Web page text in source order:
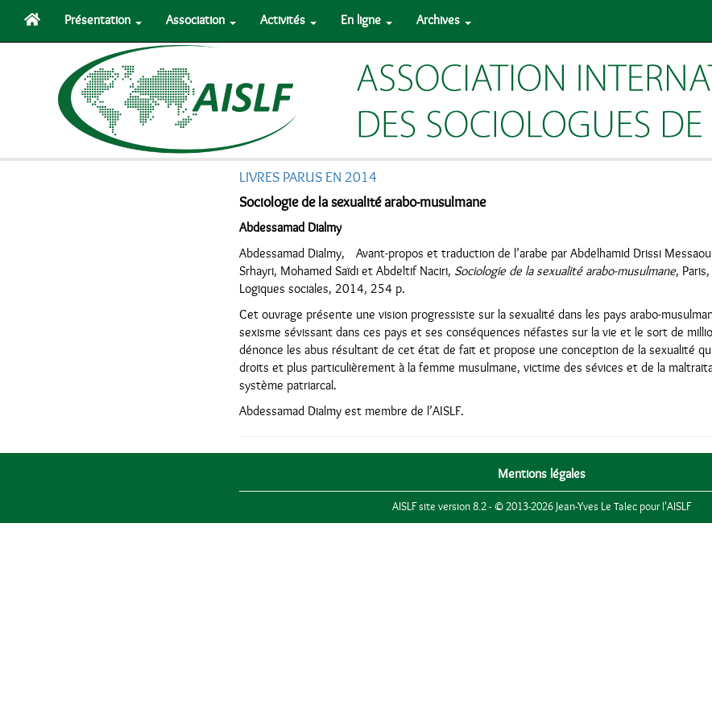
Présentation Association Activités En ligne Archives
LIVRES PARUS EN 2014
Sociologie de la sexualité arabo-musulmane
Abdessamad Dialmy
Abdessamad Dialmy, Avant-propos et traduction de l’arabe par Abdelhamid Drissi
Srhayri, Mohamed Saïdi et Abdeltif Naciri, Sociologie de la sexualité arabo-musulmane,
Logiques sociales, 2014, 254 p.
Cet ouvrage présente une vision progressiste sur la sexualité dans les pays arabo-
sexisme sévissant dans ces pays et ses conséquences néfastes sur la vie et le sort de
dénonce les abus résultant de cet état de fait et propose une conception de la sexualité
droits et plus particulièrement à la femme musulmane, victime des sévices et de la
système patriarcal.
Abdessamad Dialmy est membre de l’AISLF.
Mentions légales
AISLF site version 8.2 - © 2013-2026 Jean-Yves Le Talec pour l'AISLF